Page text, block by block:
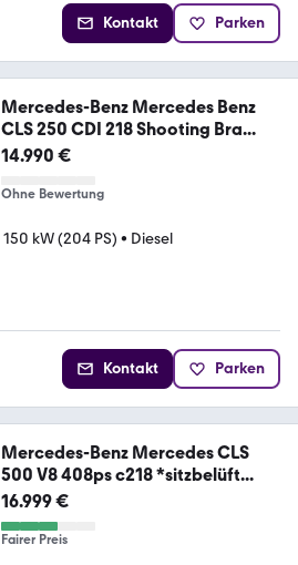
Kontakt Parken
Mercedes-Benz Mercedes Benz
CLS 250 CDI 218 Shooting Bra...
14.990 €
Ohne Bewertung
150 kW (204 PS) • Diesel
Kontakt Parken
Mercedes-Benz Mercedes CLS
500 V8 408ps c218 *sitzbelüft...
16.999 €
Fairer Preis